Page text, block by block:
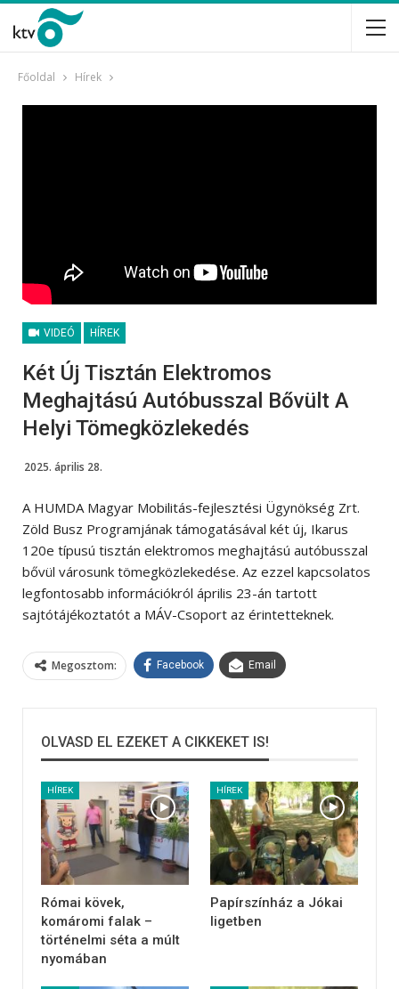
Főoldal Hírek
VIDEÓ HÍREK
Két Új Tisztán Elektromos
Meghajtású Autóbusszal Bővült A
Helyi Tömegközlekedés
2025. április 28.
A HUMDA Magyar Mobilitás-fejlesztési Ügynökség Zrt.
Zöld Busz Programjának támogatásával két új, Ikarus
120e típusú tisztán elektromos meghajtású autóbusszal
bővül városunk tömegközlekedése. Az ezzel kapcsolatos
legfontosabb információkról április 23-án tartott
sajtótájékoztatót a MÁV-Csoport az érintetteknek.
Megosztom: Facebook Email
OLVASD EL EZEKET A CIKKEKET IS!
HÍREK
Római kövek,
komáromi falak –
történelmi séta a múlt
nyomában
HÍREK
Papírszínház a Jókai
ligetben